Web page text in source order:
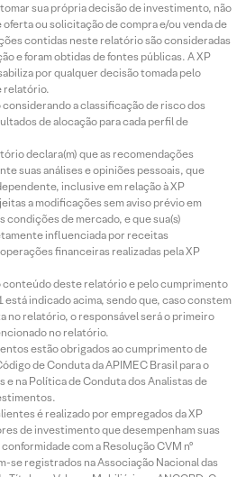
sua própria decisão de investimento, não
ou solicitação de compra e/ou venda de
contidas neste relatório são consideradas
e foram obtidas de fontes públicas. A XP
por qualquer decisão tomada pelo
relatório.
a classificação de risco dos
de alocação para cada perfil de
declara(m) que as recomendações
suas análises e opiniões pessoais, que
inclusive em relação à XP
a modificações sem aviso prévio em
de mercado, e que sua(s)
influenciada por receitas
financeiras realizadas pela XP
conteúdo deste relatório e pelo cumprimento
está indicado acima, sendo que, caso constem
no relatório, o responsável será o primeiro
no relatório.
estão obrigados ao cumprimento de
de Conduta da APIMEC Brasil para o
e na Política de Conduta dos Analistas de
é realizado por empregados da XP
de investimento que desempenham suas
com a Resolução CVM nº
se registrados na Associação Nacional das